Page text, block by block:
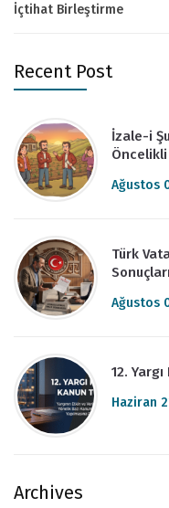
İçtihat Birleştirme
Recent Post
İzale-i
Öncelikli
Ağustos
Türk
Ağustos
12.
Haziran
Archives